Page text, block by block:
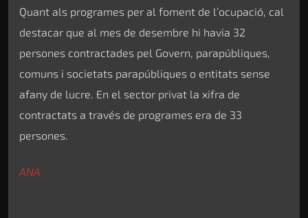
Quant als programes per al foment de l’ocupació, cal
destacar que al mes de desembre hi havia 32
persones contractades pel Govern, parapúbliques,
comuns i societats parapúbliques o entitats sense
afany de lucre. En el sector privat la xifra de
contractats a través de programes era de 33
persones.
ANA